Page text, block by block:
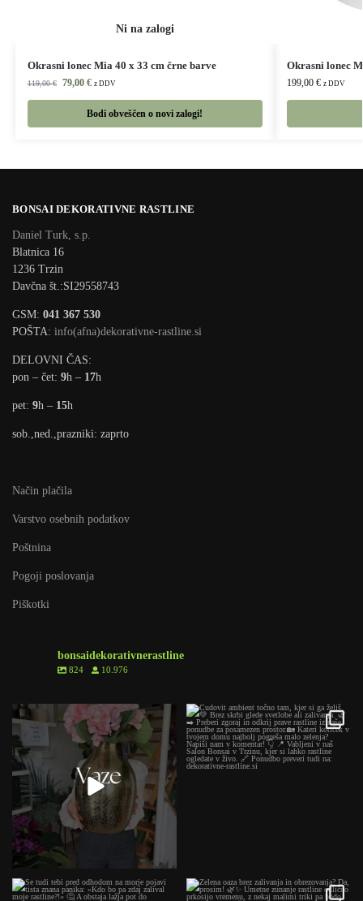
Okrasni lonec Mia 40 x 33 cm črne barve
119,00€ 79,00 € z DDV
Bodi obveščen o novi zalogi!
Okrasni lonec
199,00 € z DDV
BONSAI DEKORATIVNE RASTLINE
Daniel Turk, s.p.
Blatnica 16
1236 Trzin
Davčna št.:SI29558743
GSM: 041 367 530
POŠTA: info(afna)dekorativne-rastline.si
DELOVNI ČAS:
pon – čet: 9h – 17h
pet: 9h – 15h
sob.,ned.,prazniki: zaprto
Način plačila
Varstvo osebnih podatkov
Poštnina
Pogoji poslovanja
Piškotki
bonsaidekorativnerastline
824 10.976